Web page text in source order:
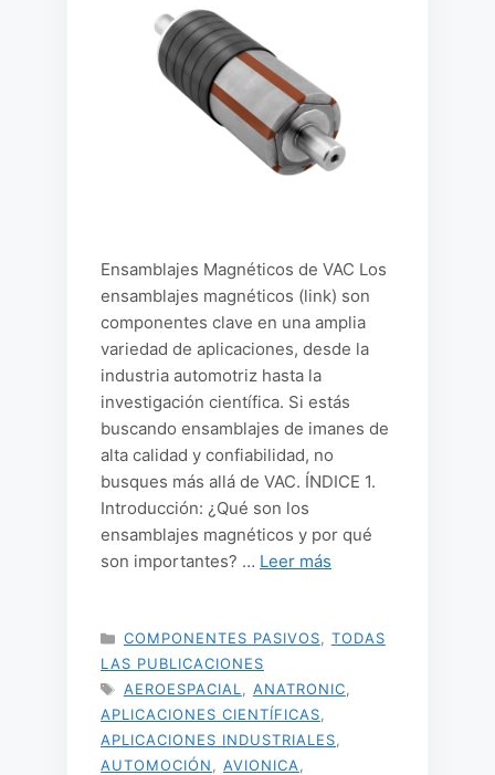
Ensamblajes Magnéticos de VAC Los
ensamblajes magnéticos (link) son
componentes clave en una amplia
variedad de aplicaciones, desde la
industria automotriz hasta la
investigación científica. Si estás
buscando ensamblajes de imanes de
alta calidad y confiabilidad, no
busques más allá de VAC. ÍNDICE 1.
Introducción: ¿Qué son los
ensamblajes magnéticos y por qué
son importantes? … Leer más
CATEGORÍAS
COMPONENTES PASIVOS
TODAS
LAS PUBLICACIONES
ETIQUETAS
AEROESPACIAL ANATRONIC
APLICACIONES CIENTÍFICAS
APLICACIONES INDUSTRIALES
AUTOMOCIÓN
AVIONICA